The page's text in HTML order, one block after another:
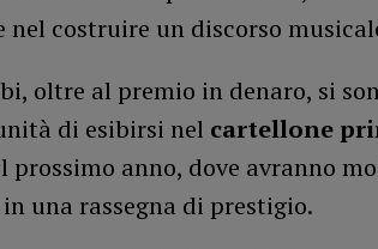
nel costruire un discorso
oltre al premio in denaro, si
di esibirsi nel cartellone
prossimo anno, dove avranno
una rassegna di prestigio.